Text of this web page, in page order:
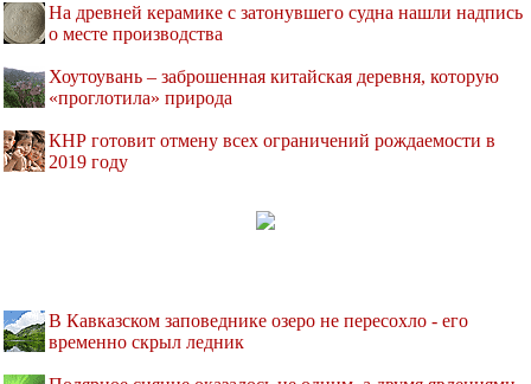
На древней керамике с затонувшего судна нашли надпись
о месте производства
Хоутоувань – заброшенная китайская деревня, которую
«проглотила» природа
КНР готовит отмену всех ограничений рождаемости в
2019 году
В Кавказском заповеднике озеро не пересохло - его
временно скрыл ледник